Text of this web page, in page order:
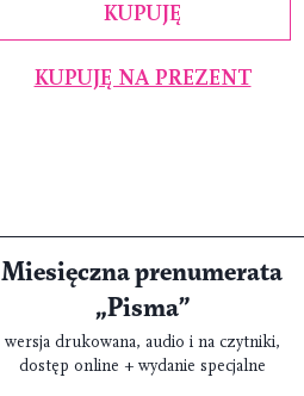
KUPUJĘ
KUPUJĘ NA PREZENT
Miesięczna prenumerata
„Pisma”
wersja drukowana, audio i na czytniki,
dostęp online + wydanie specjalne